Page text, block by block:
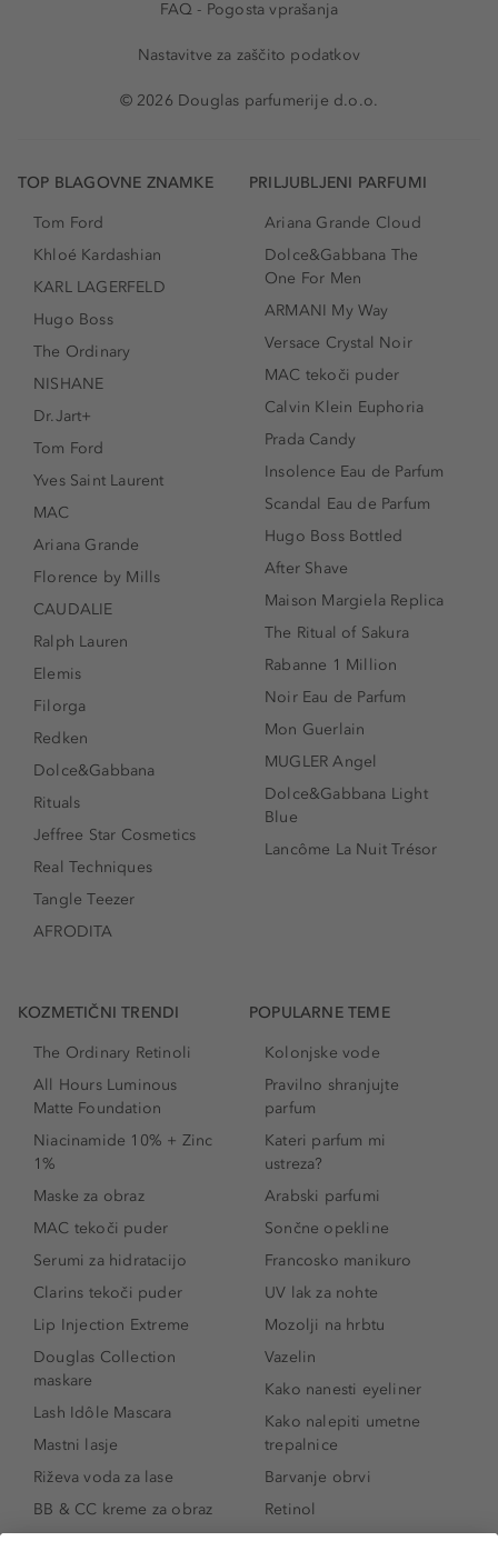
FAQ - Pogosta vprašanja
Nastavitve za zaščito podatkov
© 2026 Douglas parfumerije d.o.o.
TOP BLAGOVNE ZNAMKE
Tom Ford
Khloé Kardashian
KARL LAGERFELD
Hugo Boss
The Ordinary
NISHANE
Dr.Jart+
Tom Ford
Yves Saint Laurent
MAC
Ariana Grande
Florence by Mills
CAUDALIE
Ralph Lauren
Elemis
Filorga
Redken
Dolce&Gabbana
Rituals
Jeffree Star Cosmetics
Real Techniques
Tangle Teezer
AFRODITA
PRILJUBLJENI PARFUMI
Ariana Grande Cloud
Dolce&Gabbana The
One For Men
ARMANI My Way
Versace Crystal Noir
MAC tekoči puder
Calvin Klein Euphoria
Prada Candy
Insolence Eau de Parfum
Scandal Eau de Parfum
Hugo Boss Bottled
After Shave
Maison Margiela Replica
The Ritual of Sakura
Rabanne 1 Million
Noir Eau de Parfum
Mon Guerlain
MUGLER Angel
Dolce&Gabbana Light
Blue
Lancôme La Nuit Trésor
KOZMETIČNI TRENDI
The Ordinary Retinoli
All Hours Luminous
Matte Foundation
Niacinamide 10% + Zinc
1%
Maske za obraz
MAC tekoči puder
Serumi za hidratacijo
Clarins tekoči puder
Lip Injection Extreme
Douglas Collection
maskare
Lash Idôle Mascara
Mastni lasje
Riževa voda za lase
BB & CC kreme za obraz
POPULARNE TEME
Kolonjske vode
Pravilno shranjujte
parfum
Kateri parfum mi
ustreza?
Arabski parfumi
Sončne opekline
Francosko manikuro
UV lak za nohte
Mozolji na hrbtu
Vazelin
Kako nanesti eyeliner
Kako nalepiti umetne
trepalnice
Barvanje obrvi
Retinol